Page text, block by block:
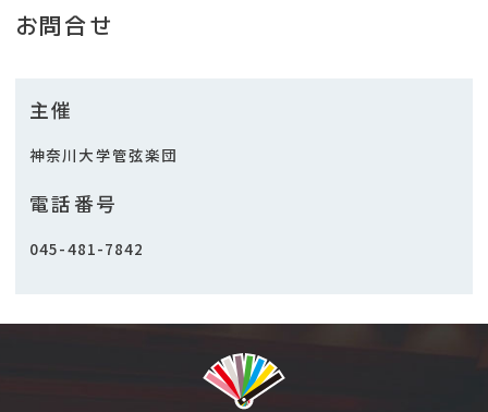
お問合せ
主催
神奈川大学管弦楽団
電話番号
045-481-7842